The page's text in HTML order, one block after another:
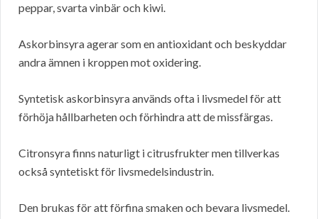
peppar, svarta vinbär och kiwi.
Askorbinsyra agerar som en antioxidant och beskyddar
andra ämnen i kroppen mot oxidering.
Syntetisk askorbinsyra används ofta i livsmedel för att
förhöja hållbarheten och förhindra att de missfärgas.
Citronsyra finns naturligt i citrusfrukter men tillverkas
också syntetiskt för livsmedelsindustrin.
Den brukas för att förfina smaken och bevara livsmedel.